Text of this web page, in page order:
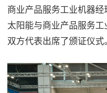
商业产品服务工业机器
太阳能与商业产品服务
双方代表出席了颁证仪式。